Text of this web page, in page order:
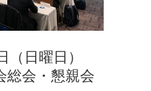
（日曜日）
総会・懇親会